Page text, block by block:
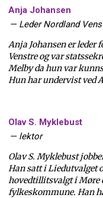
Anja Johansen
— Leder Nordland
Anja Johansen er leder
Venstre og var
Melby da hun var
Hun har undervist ved
Olav S. Myklebust
— lektor
Olav S. Myklebust
Han satt i Liedutvalget
hovedtillitsvalgt i Møre
fylkeskommune. Han